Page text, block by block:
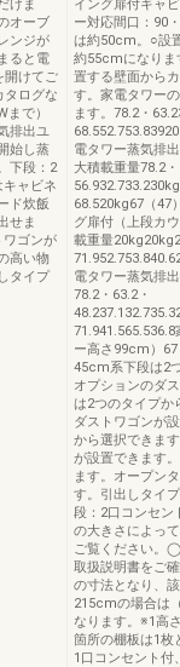
けま
オーブ
ンジが
ると電
開けてご
タログな
で）
排出ユ
始し蒸
下段：2
ャビネ
ド炊飯
せま
ワゴンが
高い物
タイプ
イング扉付キャ
ー対応間口：90
は約50cm。○設
約55cmになりま
置する壁面から
す。家電タワー
ます。78.2・
電タワー蒸気排
大積載重量78.2
68.520kg67（47
グ扉付（上段カ
載重量
電タワー蒸気排
78.2・63.2・
ー高さ99cm）
45cm系下段は2
オプションのダ
は2つのタイプか
ダストワゴンが
から選択できま
が設置できます
ます。オープン
す。引出しタイ
段：2口コンセ
の大きさによっ
ご覧ください。
取扱説明書をご
の寸法となり、
215cmの場合は
なります。※1高
箇所の棚板は1
1口コンセント付